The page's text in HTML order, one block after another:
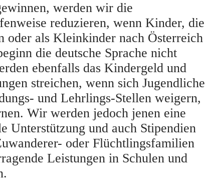
werden wir die
reduzieren, wenn Kinder, die
oder als Kleinkinder nach Österreich
die deutsche Sprache nicht
ebenfalls das Kindergeld und
streichen, wenn sich Jugendliche
und Lehrlings-Stellen weigern,
Wir werden jedoch jenen eine
Unterstützung und auch Stipendien
oder Flüchtlingsfamilien
Leistungen in Schulen und